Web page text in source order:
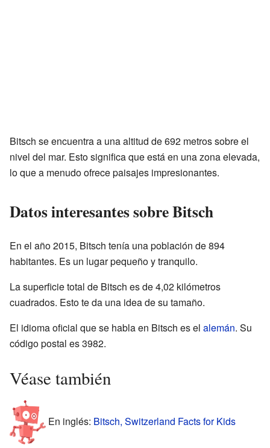
Bitsch se encuentra a una altitud de 692 metros sobre el
nivel del mar. Esto significa que está en una zona elevada,
lo que a menudo ofrece paisajes impresionantes.
Datos interesantes sobre Bitsch
En el año 2015, Bitsch tenía una población de 894
habitantes. Es un lugar pequeño y tranquilo.
La superficie total de Bitsch es de 4,02 kilómetros
cuadrados. Esto te da una idea de su tamaño.
El idioma oficial que se habla en Bitsch es el alemán. Su
código postal es 3982.
Véase también
En inglés: Bitsch, Switzerland Facts for Kids